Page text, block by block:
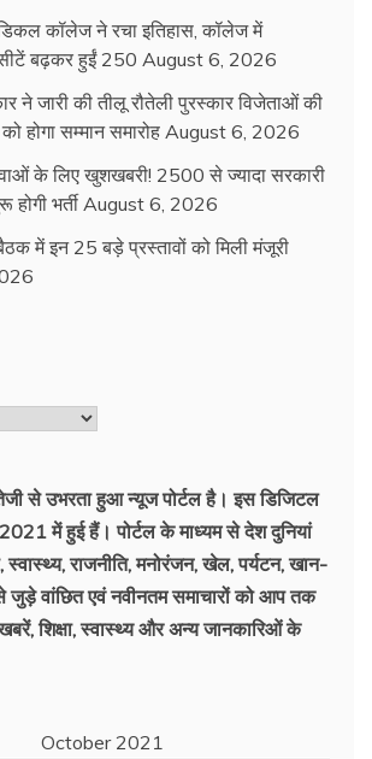
कॉलेज ने रचा इतिहास, कॉलेज में
बढ़कर हुईं 250 August 6, 2026
ने जारी की तीलू रौतेली पुरस्कार विजेताओं की
होगा सम्मान समारोह August 6, 2026
के लिए खुशखबरी! 2500 से ज्यादा सरकारी
भर्ती August 6, 2026
में इन 25 बड़े प्रस्तावों को मिली मंजूरी
से उभरता हुआ न्‍यूज पोर्टल है। इस डिजिटल
में हुई हैं। पोर्टल के माध्यम से देश दुनियां
स्वास्थ्य, राजनीति, मनोरंजन, खेल, पर्यटन, खान-
वांछित एवं नवीनतम समाचारों को आप तक
शिक्षा, स्वास्थ्य और अन्य जानकारिओं के
October 2021